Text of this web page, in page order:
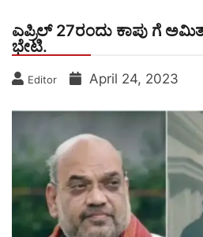
ಎಪ್ರಿಲ್ 27ರಂದು ಕಾಪು ಗೆ
ಭೇಟಿ.
Editor April 24, 2023